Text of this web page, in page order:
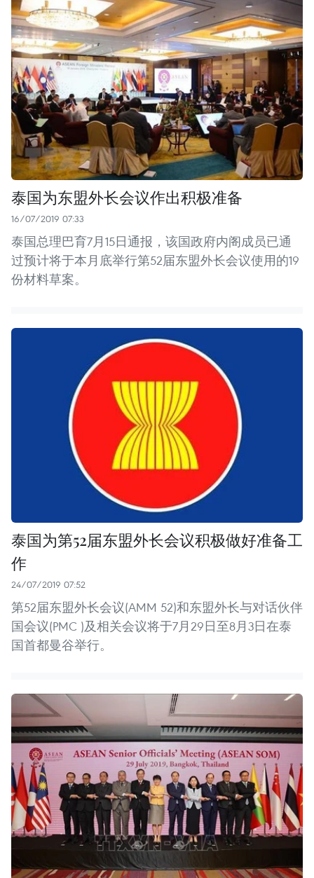
泰国为东盟外长会议作出积极准备
16/07/2019 07:33
泰国总理巴育7月15日通报，该国政府内阁成员已通
过预计将于本月底举行第52届东盟外长会议使用的19
份材料草案。
泰国为第52届东盟外长会议积极做好准备工
作
24/07/2019 07:52
第52届东盟外长会议(AMM 52)和东盟外长与对话伙伴
国会议(PMC )及相关会议将于7月29日至8月3日在泰
国首都曼谷举行。